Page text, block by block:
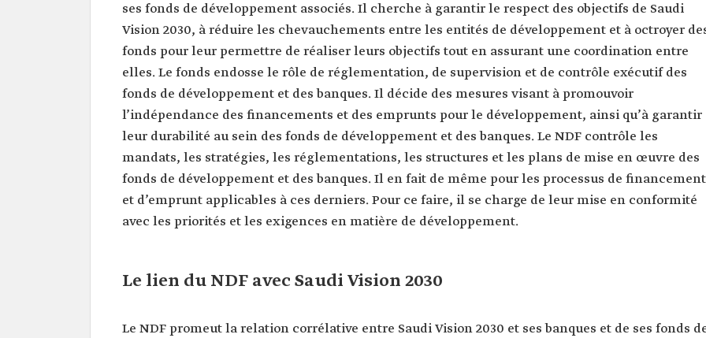
ses fonds de développement associés. Il cherche à garantir le respect des objectifs de Saudi
Vision 2030, à réduire les chevauchements entre les entités de développement et à octroyer
fonds pour leur permettre de réaliser leurs objectifs tout en assurant une coordination entre
elles. Le fonds endosse le rôle de réglementation, de supervision et de contrôle exécutif des
fonds de développement et des banques. Il décide des mesures visant à promouvoir
l’indépendance des financements et des emprunts pour le développement, ainsi qu’à garantir
leur durabilité au sein des fonds de développement et des banques. Le NDF contrôle les
mandats, les stratégies, les réglementations, les structures et les plans de mise en œuvre des
fonds de développement et des banques. Il en fait de même pour les processus de financement
et d’emprunt applicables à ces derniers. Pour ce faire, il se charge de leur mise en conformité
avec les priorités et les exigences en matière de développement.
Le lien du NDF avec Saudi Vision 2030
Le NDF promeut la relation corrélative entre Saudi Vision 2030 et ses banques et de ses fonds